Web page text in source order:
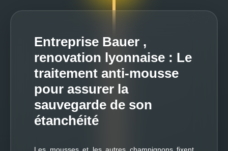
Entreprise Bauer ,
renovation lyonnaise : Le
traitement anti-mousse
pour assurer la
sauvegarde de son
étanchéité